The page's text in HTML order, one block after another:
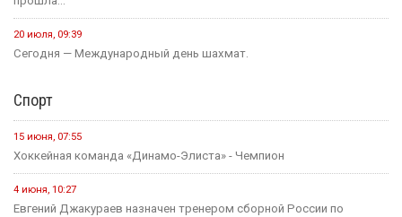
20 июля, 09:39
Сегодня — Международный день шахмат.
Спорт
15 июня, 07:55
Хоккейная команда «Динамо-Элиста» - Чемпион
4 июня, 10:27
Евгений Джакураев назначен тренером сборной России по